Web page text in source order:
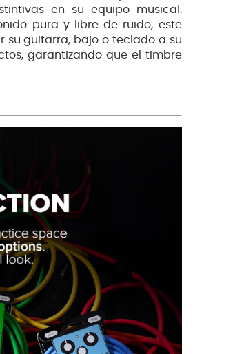
en su equipo musical.
pura y libre de ruido, este
guitarra, bajo o teclado a su
garantizando que el timbre